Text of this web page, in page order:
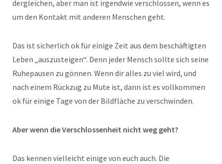
dergleichen, aber man ist irgendwie verschlossen, wenn es
um den Kontakt mit anderen Menschen geht.
Das ist sicherlich ok für einige Zeit aus dem beschäftigten
Leben „auszusteigen“. Denn jeder Mensch sollte sich seine
Ruhepausen zu gönnen. Wenn dir alles zu viel wird, und
nach einem Rückzug zu Mute ist, dann ist es vollkommen
ok für einige Tage von der Bildfläche zu verschwinden.
Aber wenn die Verschlossenheit nicht weg geht?
Das kennen vielleicht einige von euch auch. Die